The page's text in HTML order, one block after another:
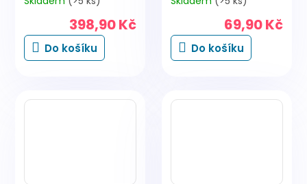
398,90 Kč
Do košíku
69,90 Kč
Do košíku